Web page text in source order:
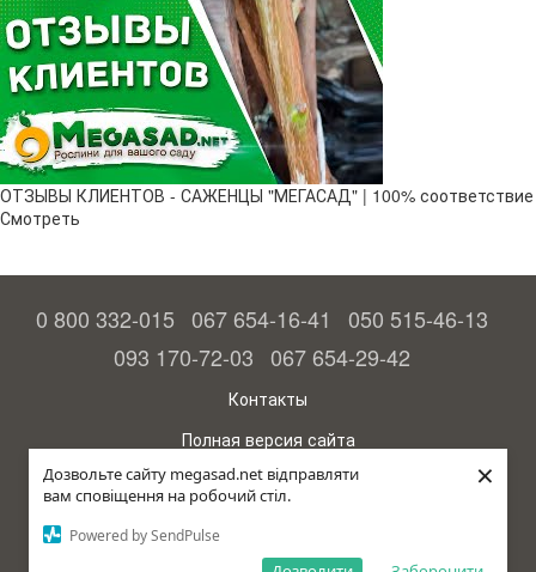
Дозвольте сайту megasad.net відправляти
вам сповіщення на робочий стіл.
Powered by SendPulse
×
ОТЗЫВЫ КЛИЕНТОВ - САЖЕНЦЫ "МЕГАСАД" | 100% соответствие
Смотреть
0 800 332-015 067 654-16-41
050 515-46-13
093 170-72-03 067 654-29-42
Контакты
Полная версия сайта
© 2015—2026
Megasad - гарантия высокого урожая